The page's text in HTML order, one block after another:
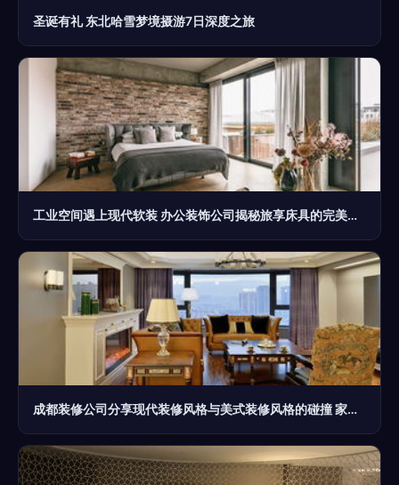
圣诞有礼 东北哈雪梦境摄游7日深度之旅
工业空间遇上现代软装 办公装饰公司揭秘旅享床具的完美融合之道
成都装修公司分享现代装修风格与美式装修风格的碰撞 家和装饰